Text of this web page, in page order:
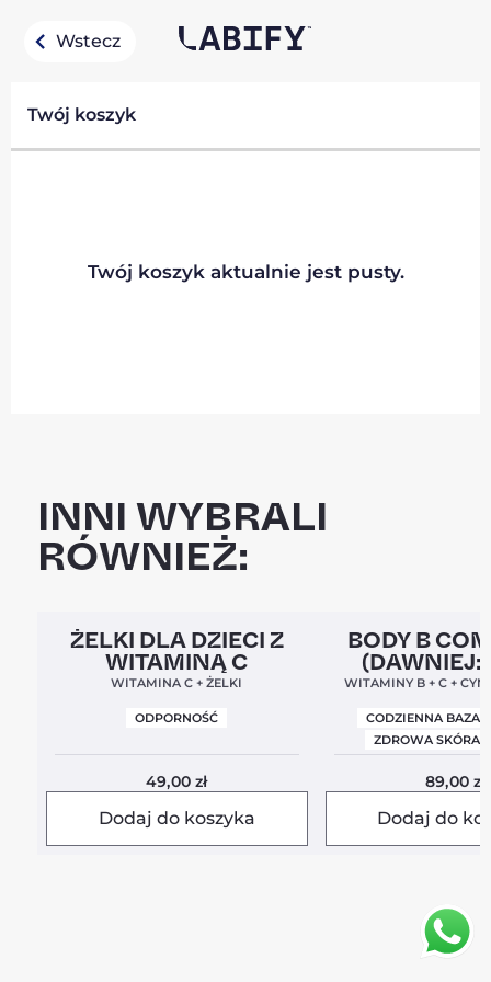
Wstecz
Twój koszyk
Twój koszyk aktualnie jest pusty.
INNI WYBRALI
RÓWNIEŻ:
Clean Label 5,0
ŻELKI DLA DZIECI Z
WITAMINĄ C
WITAMINA C + ŻELKI
ODPORNOŚĆ
49,00zł
Dodaj do koszyka
Clean Label Nowa
BODY B
(DAWNIEJ:
WITAMINY B + C +
CODZIENNA BAZA
ZDROWA SKÓRA I
89,00zł
Dodaj do